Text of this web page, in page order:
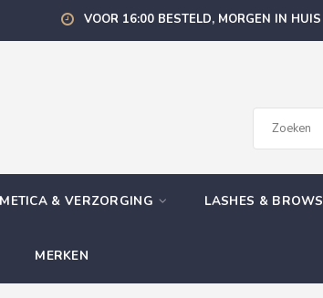
VOOR 16:00 BESTELD, MORGEN IN HUIS
& VERZORGING LASHES & BROWS
MERKEN